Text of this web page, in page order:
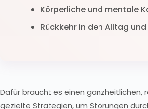
Körperliche und mentale
Rückkehr in den Alltag
Dafür braucht es einen ganzheitlichen,
gezielte Strategien, um Störungen